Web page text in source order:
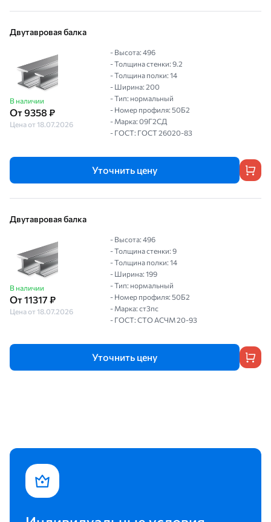
Двутавровая балка
В наличии
От 9358 ₽
Цена от 18.07.2026
- Высота: 496
- Толщина стенки: 9.2
- Толщина полки: 14
- Ширина: 200
- Тип: нормальный
- Номер профиля: 50Б2
- Марка: 09Г2СД
- ГОСТ: ГОСТ 26020-83
Уточнить цену
Двутавровая балка
В наличии
От 11317 ₽
Цена от 18.07.2026
- Высота: 496
- Толщина стенки: 9
- Толщина полки: 14
- Ширина: 199
- Тип: нормальный
- Номер профиля: 50Б2
- Марка: ст3пс
- ГОСТ: СТО АСЧМ 20-93
Уточнить цену